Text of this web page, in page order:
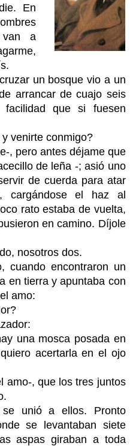
En
a
un bosque vio a un
arrancar de cuajo seis
que si fuesen
venirte conmigo?
, pero antes déjame que
de leña -; asió uno
de cuerda para atar
cargándose el haz al
rato estaba de vuelta,
en camino. Díjole
nosotros dos.
cuando encontraron un
en tierra y apuntaba con
amo:
una mosca posada en
acertarla en el ojo
amo-, que los tres juntos
unió a ellos. Pronto
se levantaban siete
aspas giraban a toda